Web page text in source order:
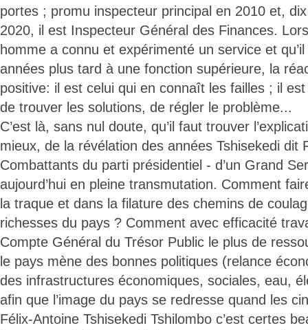
portes ; promu inspecteur principal en 2010 et,
2020, il est Inspecteur Général des Finances.
homme a connu et expérimenté un service et
années plus tard à une fonction supérieure, la
positive: il est celui qui en connaît les failles ; il
de trouver les solutions, de régler le problème...
C’est là, sans nul doute, qu’il faut trouver
mieux, de la révélation des années Tshisekedi dit
Combattants du parti présidentiel - d’un Grand
aujourd’hui en pleine transmutation. Comment
la traque et dans la filature des chemins de
richesses du pays ? Comment avec efficacité
Compte Général du Trésor Public le plus de
le pays mène des bonnes politiques (relance
des infrastructures économiques, sociales, eau,
afin que l’image du pays se redresse quand les
Félix-Antoine Tshisekedi Tshilombo c’est certes